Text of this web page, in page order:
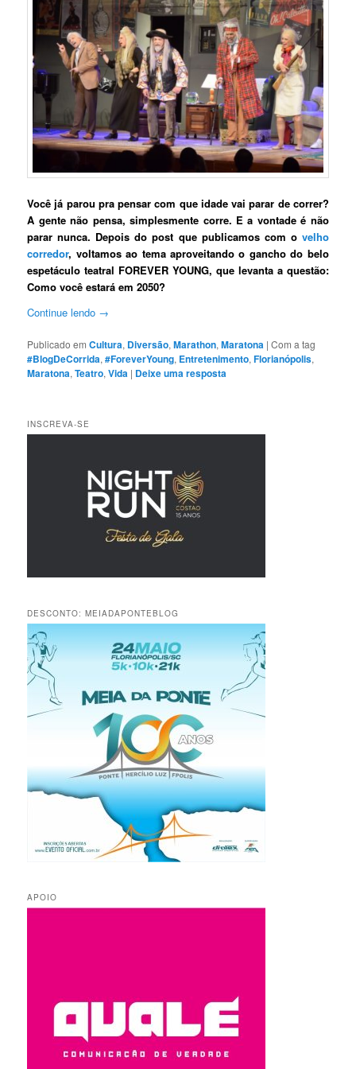
Você já parou pra pensar com que idade vai parar de correr?
A gente não pensa, simplesmente corre. E a vontade é não
parar nunca. Depois do post que publicamos com o velho
corredor, voltamos ao tema aproveitando o gancho do belo
espetáculo teatral FOREVER YOUNG, que levanta a questão:
Como você estará em 2050?
Continue lendo →
Publicado em Cultura, Diversão,Marathon,Maratona |Com a tag
#BlogDeCorrida,#ForeverYoung, Entretenimento,Florianópolis,
Maratona,Teatro,Vida | Deixe uma resposta
INSCREVA-SE
DESCONTO: MEIADAPONTEBLOG
APOIO